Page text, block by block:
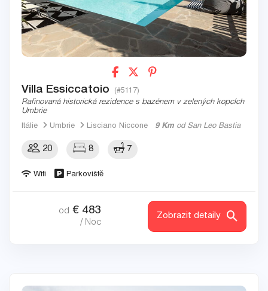
Villa Essiccatoio (#5117)
Rafinovaná historická rezidence s bazénem v zelených kopcích
Umbrie
Itálie
Umbrie Lisciano Niccone 9 Km od San Leo Bastia
20 8 7
Wifi Parkoviště
od € 483
/ Noc
Zobrazit detaily